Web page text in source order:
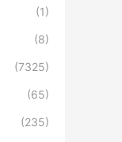
(1)
(8)
(7325)
(65)
(235)